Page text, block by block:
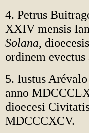
4. Petrus
XXIV mensis
Solana,
ordinem
5. Iustus
anno
dioecesi
MDCCCXCV.